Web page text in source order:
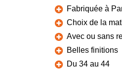
Fabriquée à
Choix de la
Avec ou sans
Belles finitions
Du 34 au 44